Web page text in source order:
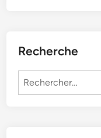
Recherche
Rechercher :